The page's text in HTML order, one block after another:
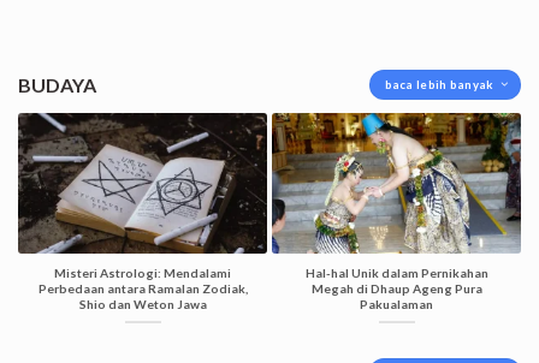
BUDAYA baca lebih banyak
Misteri Astrologi: Mendalami
Perbedaan antara Ramalan Zodiak,
Shio dan Weton Jawa
Hal-hal Unik dalam Pernikahan
Megah di Dhaup Ageng Pura
Pakualaman